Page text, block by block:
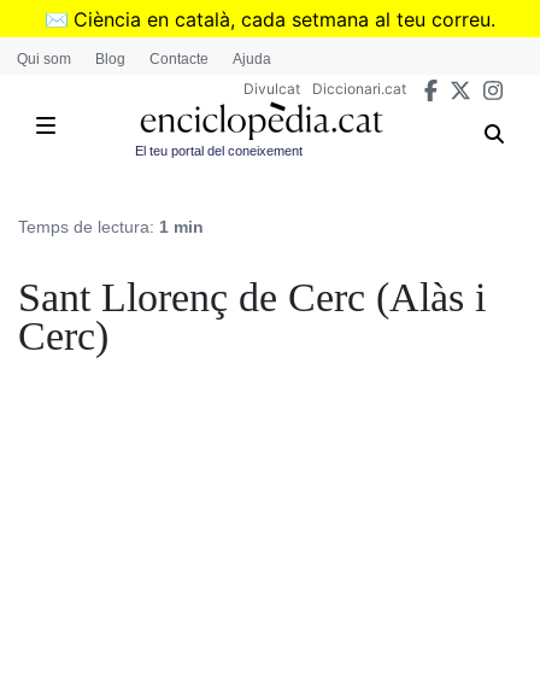
Vés
✉️ Ciència en català, cada setmana al teu correu.
➜Subscriu-te al butlletí de Divulcat
Qui som Blog Contacte Ajuda
Divulcat Diccionari.cat
El teu portal del coneixement
Temps de lectura: 1 min
Sant Llorenç de Cerc (Alàs i
Cerc)